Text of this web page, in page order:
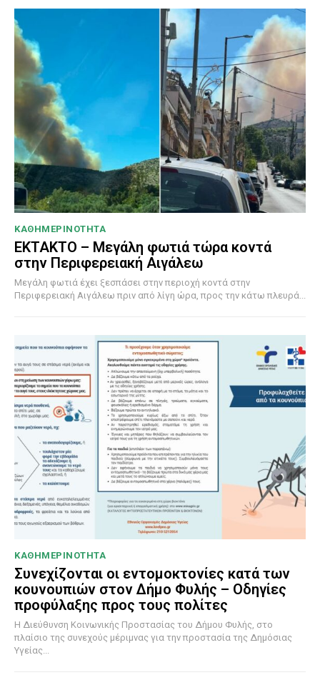
ΚΑΘΗΜΕΡΙΝΟΤΗΤΑ
ΕΚΤΑΚΤΟ – Μεγάλη φωτιά τώρα κοντά
στην Περιφερειακή Αιγάλεω
Μεγάλη φωτιά έχει ξεσπάσει στην περιοχή κοντά στην
Περιφερειακή Αιγάλεω πριν από λίγη ώρα, προς την κάτω πλευρά...
ΚΑΘΗΜΕΡΙΝΟΤΗΤΑ
Συνεχίζονται οι εντομοκτονίες κατά των
κουνουπιών στον Δήμο Φυλής – Οδηγίες
προφύλαξης προς τους πολίτες
Η Διεύθυνση Κοινωνικής Προστασίας του Δήμου Φυλής, στο
πλαίσιο της συνεχούς μέριμνας για την προστασία της Δημόσιας
Υγείας...